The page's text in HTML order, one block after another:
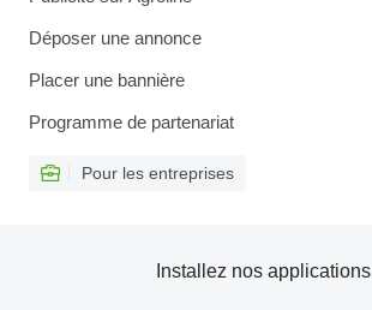
Déposer une annonce
Placer une bannière
Programme de partenariat
Pour les entreprises
Installez nos applications